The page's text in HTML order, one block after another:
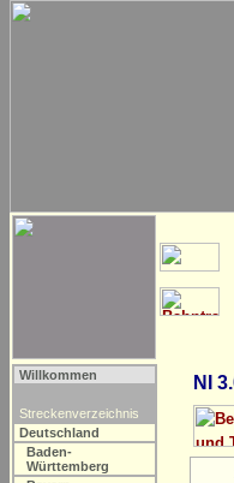
Willkommen
Streckenverzeichnis
Deutschland
Baden-
Württemberg
NI